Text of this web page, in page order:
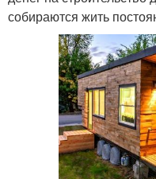
собираются жить